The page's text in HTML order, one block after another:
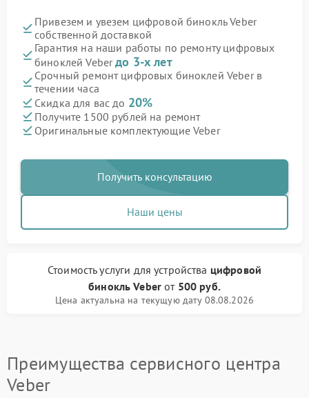
Привезем и увезем цифровой бинокль Veber
собственной доставкой
Гарантия на наши работы по ремонту цифровых
биноклей Veberдо 3-х лет
Срочный ремонт цифровых биноклей Veber в
течении часа
Скидка для вас до 20%
Получите 1500 рублей на ремонт
Оригинальные комплектующие Veber
Получить консультацию
Наши цены
Стоимость услуги для устройства цифровой
бинокль Veber от 500 руб.
Цена актуальна на текущую дату 08.08.2026
Преимущества сервисного центра
Veber